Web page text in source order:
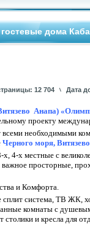
гостевые дома
12 704 Дата
Анапа)
проекту
всеми необходимыми
Черного моря,
х, 4-х местные с
просторные,
и Комфорта.
система, ТВ ЖК,
комнаты с
столики и кресла для